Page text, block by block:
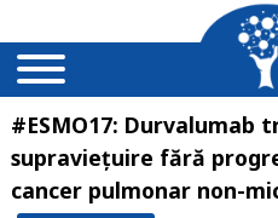
#ESMO17: Durvalumab
supraviețuire fără
cancer pulmonar non-